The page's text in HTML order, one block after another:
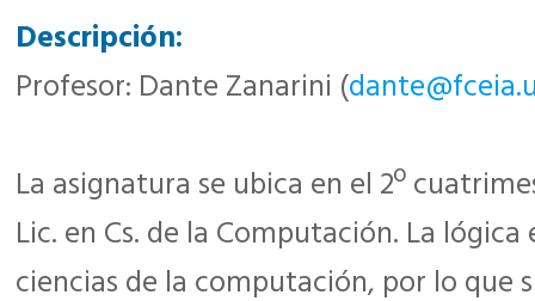
Descripción:
Profesor: Dante Zanarini (
La asignatura se ubica en el 2º
Lic. en Cs. de la Computación. La
ciencias de la computación, por lo que